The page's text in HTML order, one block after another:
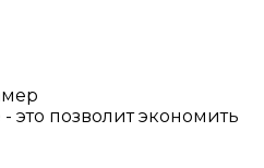
это позволит экономить